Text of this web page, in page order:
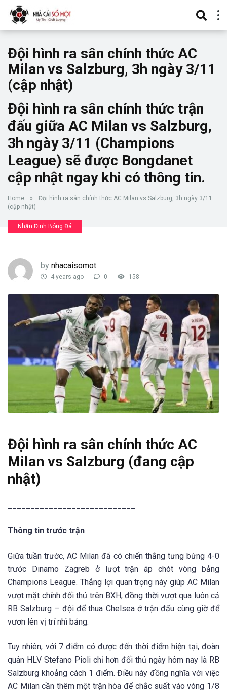
Đội hình ra sân chính thức AC
Milan vs Salzburg, 3h ngày 3/11
(cập nhật)
Đội hình ra sân chính thức trận
đấu giữa AC Milan vs Salzburg,
3h ngày 3/11 (Champions
League) sẽ được Bongdanet
cập nhật ngay khi có thông tin.
Home »
Đội hình ra sân chính thức AC Milan vs Salzburg, 3h ngày 3/11
(cập nhật)
Nhận Định Bóng Đá
by nhacaisomot
4 years ago 0 158
Đội hình ra sân chính thức AC
Milan vs Salzburg (đang cập
nhật)
Thông tin trước trận
Giữa tuần trước, AC Milan đã có chiến thắng tưng bừng 4-0
trước Dinamo Zagreb ở lượt trận áp chót vòng bảng
Champions League. Thắng lợi quan trọng này giúp AC Milan
vượt mặt chính đối thủ trên BXH, đồng thời vượt qua luôn cả
RB Salzburg – đội để thua Chelsea ở trận đấu cùng giờ để
vươn lên vị trí nhì bảng.
Tuy nhiên, với 7 điểm có được đến thời điểm hiện tại, đoàn
quân HLV Stefano Pioli chỉ hơn đối thủ ngày hôm nay là RB
Salzburg khoảng cách 1 điểm. Điều này đồng nghĩa với việc
AC Milan cần thêm một trận hòa để chắc suất vào vòng 1/8